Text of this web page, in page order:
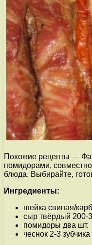
Похожие рецепты —
помидорами,
блюда. Выбирайте,
Ингредиенты:
шейка свиная/
сыр твёрдый 200-
помидоры два шт.
чеснок 2-3 зубчика